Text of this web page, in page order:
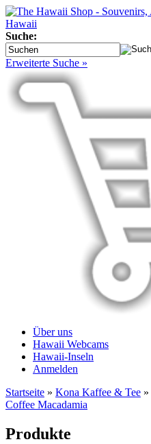
Suche:
Erweiterte Suche »
Über uns
Hawaii Webcams
Hawaii-Inseln
Anmelden
Startseite » Kona Kaffee & Tee »
Coffee Macadamia
Produkte